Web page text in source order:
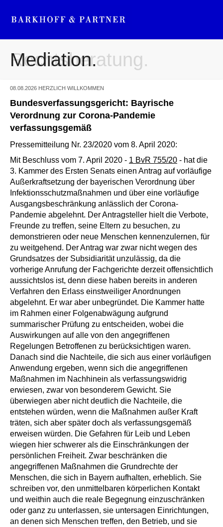
Mediation.
Rechtsberatung.
08.08.2026 HERZLICH WILLKOMMEN
Bundesverfassungsgericht: Bayrische
Verordnung zur Corona-Pandemie
verfassungsgemäß
Pressemitteilung Nr. 23/2020 vom 8. April 2020:
Mit Beschluss vom 7. April 2020 - 1 BvR 755/20 - hat die
3. Kammer des Ersten Senats einen Antrag auf vorläufige
Außerkraftsetzung der bayerischen Verordnung über
Infektionsschutzmaßnahmen und über eine vorläufige
Ausgangsbeschränkung anlässlich der Corona-
Pandemie abgelehnt. Der Antragsteller hielt die Verbote,
Freunde zu treffen, seine Eltern zu besuchen, zu
demonstrieren oder neue Menschen kennenzulernen, für
zu weitgehend. Der Antrag war zwar nicht wegen des
Grundsatzes der Subsidiarität unzulässig, da die
vorherige Anrufung der Fachgerichte derzeit offensichtlich
aussichtslos ist, denn diese haben bereits in anderen
Verfahren den Erlass einstweiliger Anordnungen
abgelehnt. Er war aber unbegründet. Die Kammer hatte
im Rahmen einer Folgenabwägung aufgrund
summarischer Prüfung zu entscheiden, wobei die
Auswirkungen auf alle von den angegriffenen
Regelungen Betroffenen zu berücksichtigen waren.
Danach sind die Nachteile, die sich aus einer vorläufigen
Anwendung ergeben, wenn sich die angegriffenen
Maßnahmen im Nachhinein als verfassungswidrig
erwiesen, zwar von besonderem Gewicht. Sie
überwiegen aber nicht deutlich die Nachteile, die
entstehen würden, wenn die Maßnahmen außer Kraft
träten, sich aber später doch als verfassungsgemäß
erweisen würden. Die Gefahren für Leib und Leben
wiegen hier schwerer als die Einschränkungen der
persönlichen Freiheit. Zwar beschränken die
angegriffenen Maßnahmen die Grundrechte der
Menschen, die sich in Bayern aufhalten, erheblich. Sie
schreiben vor, den unmittelbaren körperlichen Kontakt
und weithin auch die reale Begegnung einzuschränken
oder ganz zu unterlassen, sie untersagen Einrichtungen,
an denen sich Menschen treffen, den Betrieb, und sie